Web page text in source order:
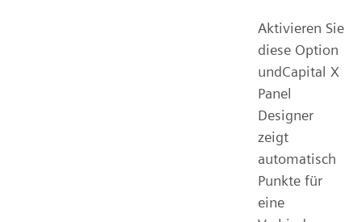
Aktivieren Sie
diese Option
undCapital X
Panel
Designer
zeigt
automatisch
Punkte für
eine